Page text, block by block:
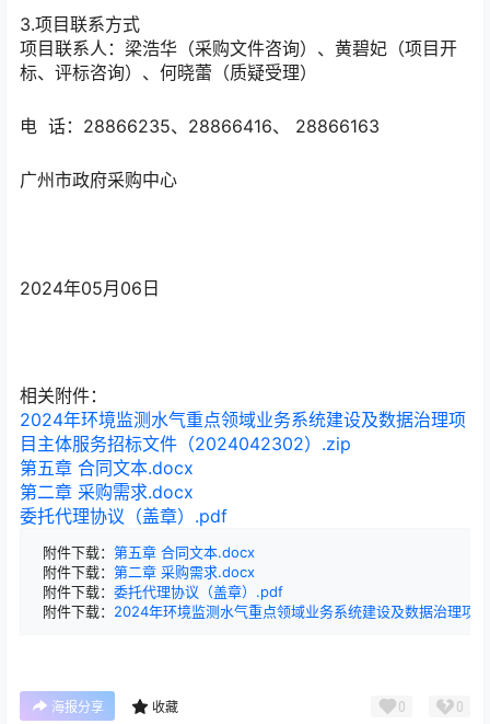
3.项目联系方式
项目联系人： 梁浩华（采购文件咨询）、黄碧妃（项目开
标、评标咨询）、何晓蕾（质疑受理）
电 话： 28866235、28866416、 28866163
广州市政府采购中心
2024年05月06日
相关附件：
2024年环境监测水气重点领域业务系统建设及数据治理项
目主体服务招标文件（2024042302）.zip
第五章 合同文本.docx
第二章 采购需求.docx
委托代理协议（盖章）.pdf
附件下载： 第五章 合同文本.docx
附件下载： 第二章 采购需求.docx
附件下载： 委托代理协议（盖章）.pdf
附件下载： 2024年环境监测水气重点领域业务系统建设及数据治理项
海报分享 收藏 0 0